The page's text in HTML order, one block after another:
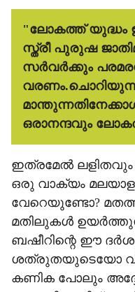
"ലോകത്ത് യുദ്ധം
സ്ത്രീ പുരുഷ
സർവർക്കും
ഒരാനന്ദവും
ഇത്രമേൽ
ഒരു വാക്യം
വേറെയുണ്ടോ?
മതിലുകൾ
ബഷീറിന്റെ ഈ
ശത്രുതയുടെയോ
കണിക പോലും